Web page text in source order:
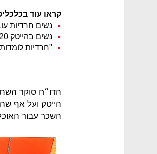
קראו עוד
נשים חרדיות
נשים בהייטק 2020: למה עדיין קיימים פערי שכר ואיך פותרים את אי-השוויון?
"חרדיות
הדו״ח סוקר
הייטק ועל אף
השכר עבור